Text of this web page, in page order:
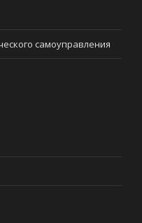
самоуправления